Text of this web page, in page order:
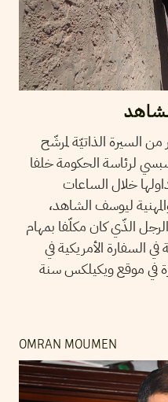
السيرة الذاتيّة لمرشّح
لرئاسة الحكومة خلفا
خلال الساعات
ليوسف الشاهد،
الذّي كان مكلّفا بمهام
السفارة الأمريكية في
في موقع ويكيلكس سنة
OMRAN MOUMEN